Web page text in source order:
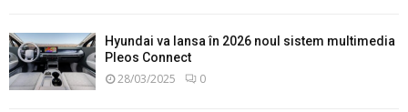
Hyundai va lansa în 2026 noul sistem multimedia
Pleos Connect
28/03/2025 0